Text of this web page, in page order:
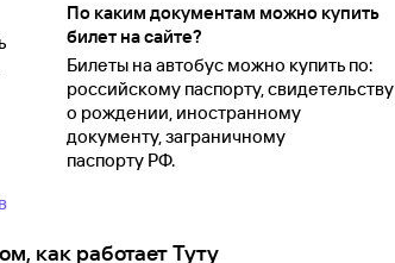
По каким документам можно купить
билет на сайте?
Билеты на автобус можно купить по:
российскому паспорту, свидетельству
о рождении, иностранному
документу, заграничному
паспорту РФ.
как работает Туту